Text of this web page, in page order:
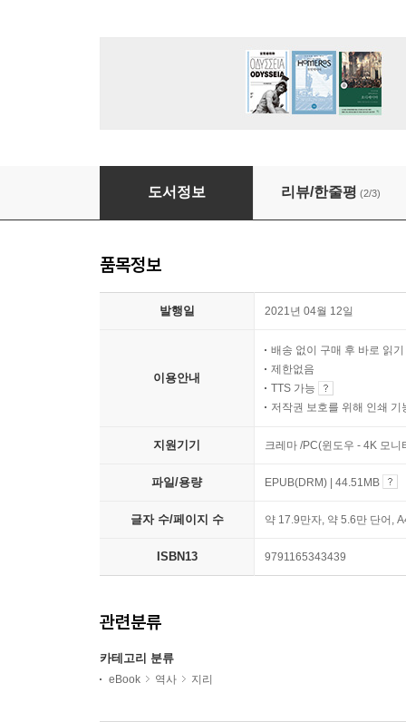
왕릉 가는 길
도서정보 리뷰/한줄평 (2/3)
품목정보
발행일 2021년 04월 12일
이용안내
배송 없이 구매 후 바로 읽기
제한없음
TTS 가능
저작권 보호를 위해 인쇄 기
지원기기 크레마 /PC(윈도우 - 4K 모
파일/용량 EPUB(DRM) | 44.51MB
글자 수/페이지 수 약 17.9만자, 약 5.6만 단어,
ISBN13 9791165343439
관련분류
카테고리 분류
eBook 역사 지리